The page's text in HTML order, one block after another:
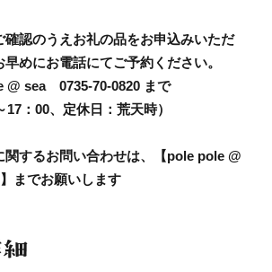
確認のうえお礼の品をお申込みいただ
めにお電話にてご予約ください。
@ sea 0735-70-0820 まで
17：00、定休日：荒天時）
するお問い合わせは、【pole pole @
までお願いします